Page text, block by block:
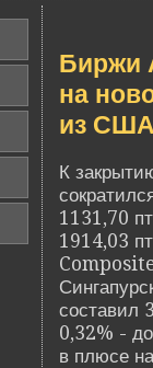
Биржи
на
из
К
1131,70
1914,03
составил
0,32% -
в плюсе